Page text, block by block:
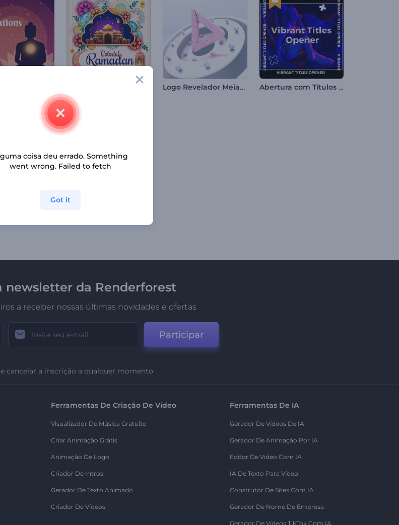
Logo Revelador Meia-Esfera Abertura com Títulos Vibrantes
Abertura do Ramadan com Cristal
newsletter da Renderforest
a receber nossas últimas novidades e ofertas
Participar
cancelar a inscrição a qualquer momento
Ferramentas De Criação De Vídeo
Visualizador De Música Gratuito
Criar Animação Grátis
Animação De Logo
Criador De Intros
Gerador De Texto Animado
Criador De Vídeos
Ferramentas De IA
Gerador De Vídeos De IA
Gerador De Animação Por IA
Editor De Vídeo Com IA
IA De Texto Para Vídeo
Construtor De Sites Com IA
Gerador De Nome De Empresa
Gerador De Vídeos TikTok Com IA
coisa deu errado. Something
went wrong. Failed to fetch
Got it